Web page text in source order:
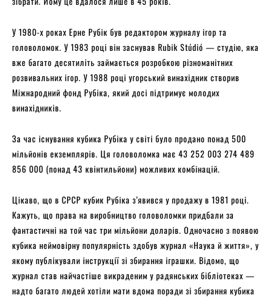
У 1980-х роках Ерне Рубік був редактором журналу ігор та
головоломок. У 1983 році він заснував Rubik Stúdió — студію, яка
вже багато десятиліть займається розробкою різноманітних
розвивальних ігор. У 1988 році угорський винахідник створив
Міжнародний фонд Рубіка, який досі підтримує молодих
винахідників.
За час існування кубика Рубіка у світі було продано понад 500
мільйонів екземплярів. Ця головоломка має 43 252 003 274 489
856 000 (понад 43 квінтильйони) можливих комбінацій.
Цікаво, що в СРСР кубик Рубіка з’явився у продажу в 1981 році.
Кажуть, що права на виробництво головоломки придбали за
фантастичні на той час три мільйони доларів. Одночасно з появою
кубика неймовірну популярність здобув журнал «Наука й життя», у
якому публікували інструкції зі збирання іграшки. Відомо, що
журнал став найчастіше викраденим у радянських бібліотеках —
надто багато людей хотіли мати вдома поради зі збирання кубика